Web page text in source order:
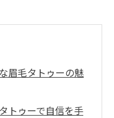
眉毛タトゥーの魅
トゥーで自信を手